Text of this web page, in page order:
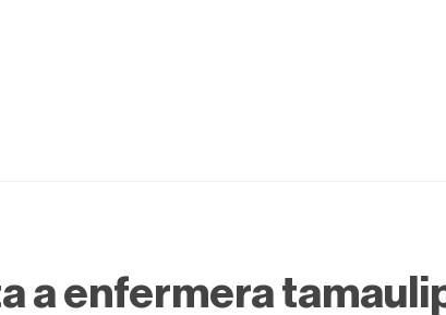
a enfermera